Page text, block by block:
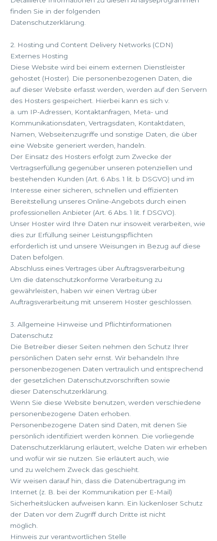
finden Sie in der folgenden
Datenschutzerklärung.
2. Hosting und Content Delivery Networks (CDN)
Externes Hosting
Diese Website wird bei einem externen Dienstleister
gehostet (Hoster). Die personenbezogenen Daten, die
auf dieser Website erfasst werden, werden auf den Servern
des Hosters gespeichert. Hierbei kann es sich v.
a. um IP-Adressen, Kontaktanfragen, Meta- und
Kommunikationsdaten, Vertragsdaten, Kontaktdaten,
Namen, Webseitenzugriffe und sonstige Daten, die über
eine Website generiert werden, handeln.
Der Einsatz des Hosters erfolgt zum Zwecke der
Vertragserfüllung gegenüber unseren potenziellen und
bestehenden Kunden (Art. 6 Abs. 1 lit. b DSGVO) und im
Interesse einer sicheren, schnellen und effizienten
Bereitstellung unseres Online-Angebots durch einen
professionellen Anbieter (Art. 6 Abs. 1 lit. f DSGVO).
Unser Hoster wird Ihre Daten nur insoweit verarbeiten, wie
dies zur Erfüllung seiner Leistungspflichten
erforderlich ist und unsere Weisungen in Bezug auf diese
Daten befolgen.
Abschluss eines Vertrages über Auftragsverarbeitung
Um die datenschutzkonforme Verarbeitung zu
gewährleisten, haben wir einen Vertrag über
Auftragsverarbeitung mit unserem Hoster geschlossen.
3. Allgemeine Hinweise und Pflichtinformationen
Datenschutz
Die Betreiber dieser Seiten nehmen den Schutz Ihrer
persönlichen Daten sehr ernst. Wir behandeln Ihre
personenbezogenen Daten vertraulich und entsprechend
der gesetzlichen Datenschutzvorschriften sowie
dieser Datenschutzerklärung.
Wenn Sie diese Website benutzen, werden verschiedene
personenbezogene Daten erhoben.
Personenbezogene Daten sind Daten, mit denen Sie
persönlich identifiziert werden können. Die vorliegende
Datenschutzerklärung erläutert, welche Daten wir erheben
und wofür wir sie nutzen. Sie erläutert auch, wie
und zu welchem Zweck das geschieht.
Wir weisen darauf hin, dass die Datenübertragung im
Internet (z. B. bei der Kommunikation per E-Mail)
Sicherheitslücken aufweisen kann. Ein lückenloser Schutz
der Daten vor dem Zugriff durch Dritte ist nicht
möglich.
Hinweis zur verantwortlichen Stelle